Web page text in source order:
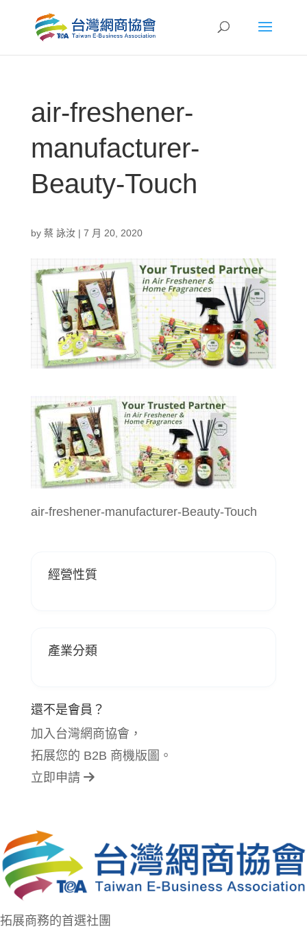
air-freshener-
manufacturer-
Beauty-Touch
by 蔡 詠汝| 7 月 20, 2020
air-freshener-manufacturer-Beauty-Touch
經營性質
產業分類
還不是會員？
加入台灣網商協會，
拓展您的 B2B 商機版圖。
立即申請
拓展商務的首選社團